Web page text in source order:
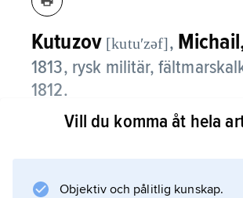
Kutuzov [kutuʹzəf],
1813, rysk militär,
1812.
Michail Kutuzov, som bland annat
1805, kom först i förhållandevis
Vill du komma åt hela
Objektiv och pålitlig kunskap.